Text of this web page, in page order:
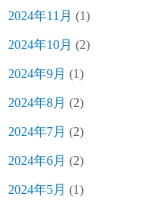
2024年11月 (1)
2024年10月 (2)
2024年9月 (1)
2024年8月 (2)
2024年7月 (2)
2024年6月 (2)
2024年5月 (1)